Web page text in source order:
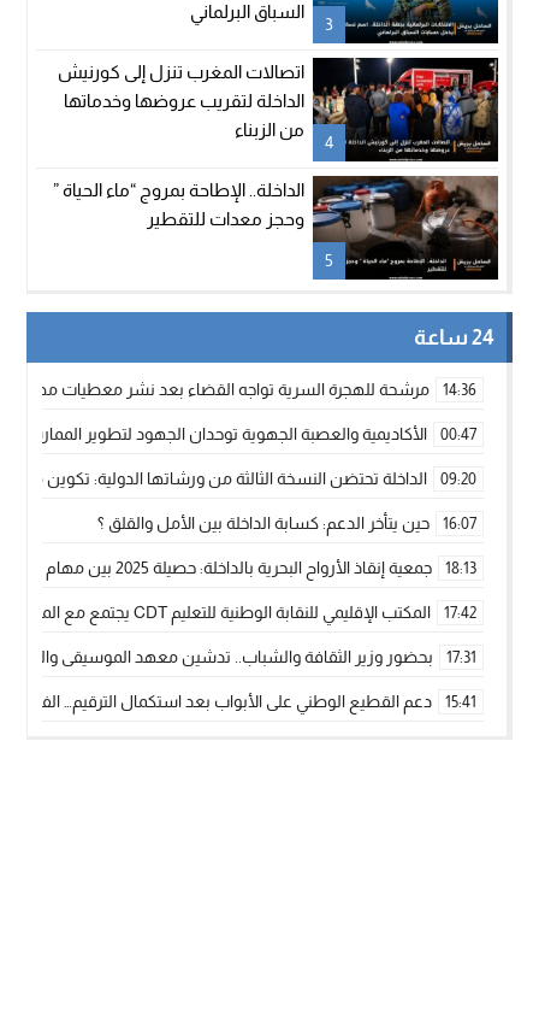
3
السباق البرلماني
4
اتصالات المغرب تنزل إلى كورنيش
الداخلة لتقريب عروضها وخدماتها
من الزبناء
5
الداخلة.. الإطاحة بمروج “ماء الحياة ”
وحجز معدات للتقطير
24 ساعة
14:36 مرشحة للهجرة السرية تواجه القضاء بعد نشر معطيات مضللة
00:47 الأكاديمية والعصبة الجهوية توحدان الجهود لتطوير الممارسة
09:20 الداخلة تحتضن النسخة الثالثة من ورشاتها الدولية: تكوين
16:07 حين يتأخر الدعم: كسابة الداخلة بين الأمل والقلق ؟
18:13 جمعية إنقاذ الأرواح البحرية بالداخلة: حصيلة 2025 بين مهام الإنقاذ ومشروع “دار البحار”
17:42 المكتب الإقليمي للنقابة الوطنية للتعليم CDT يجتمع مع المدير الإقليمي لمناقشة ملفات جوهرية لنساء ورجال التعليم
17:31 بحضور وزير الثقافة والشباب.. تدشين معهد الموسيقى والفنون
15:41 دعم القطيع الوطني على الأبواب بعد استكمال الترقيم…